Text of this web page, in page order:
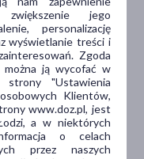
jego
personalizację
wyświetlanie treści i
Zgoda
ją wycofać w
strony "Ustawienia
Klientów,
www.doz.pl, jest
a w niektórych
o celach
przez naszych